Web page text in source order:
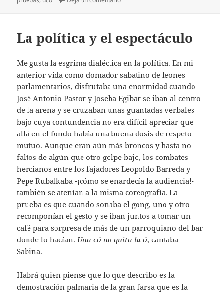
La política y el espectáculo
Me gusta la esgrima dialéctica en la política. En mi
anterior vida como domador sabatino de leones
parlamentarios, disfrutaba una enormidad cuando
José Antonio Pastor y Joseba Egibar se iban al centro
de la arena y se cruzaban unas guantadas verbales
bajo cuya contundencia no era difícil apreciar que
allá en el fondo había una buena dosis de respeto
mutuo. Aunque eran aún más broncos y hasta no
faltos de algún que otro golpe bajo, los combates
hercianos entre los fajadores Leopoldo Barreda y
Pepe Rubalkaba -¡cómo se enardecía la audiencia!-
también se atenían a la misma coreografía. La
prueba es que cuando sonaba el gong, uno y otro
recomponían el gesto y se iban juntos a tomar un
café para sorpresa de más de un parroquiano del bar
donde lo hacían. Una có no quita la ó, cantaba
Sabina.
Habrá quien piense que lo que describo es la
demostración palmaria de la gran farsa que es la